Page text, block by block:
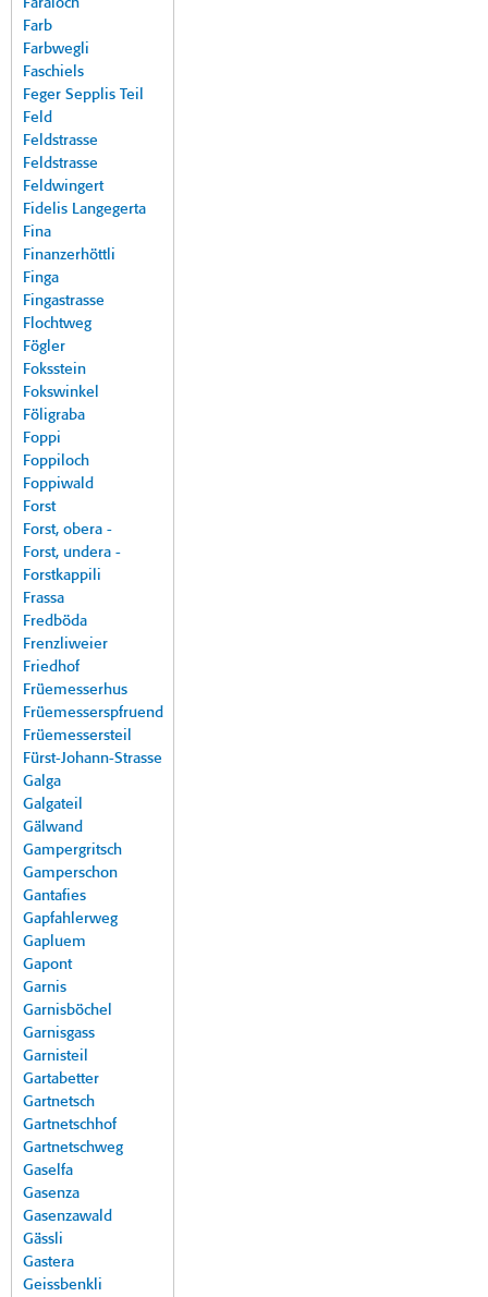
Faraloch
Farb
Farbwegli
Faschiels
Feger Sepplis Teil
Feld
Feldstrasse
Feldstrasse
Feldwingert
Fidelis Langegerta
Fina
Finanzerhöttli
Finga
Fingastrasse
Flochtweg
Fögler
Foksstein
Fokswinkel
Föligraba
Foppi
Foppiloch
Foppiwald
Forst
Forst, obera -
Forst, undera -
Forstkappili
Frassa
Fredböda
Frenzliweier
Friedhof
Früemesserhus
Früemesserspfruend
Früemessersteil
Fürst-Johann-Strasse
Galga
Galgateil
Gälwand
Gampergritsch
Gamperschon
Gantafies
Gapfahlerweg
Gapluem
Gapont
Garnis
Garnisböchel
Garnisgass
Garnisteil
Gartabetter
Gartnetsch
Gartnetschhof
Gartnetschweg
Gaselfa
Gasenza
Gasenzawald
Gässli
Gastera
Geissbenkli